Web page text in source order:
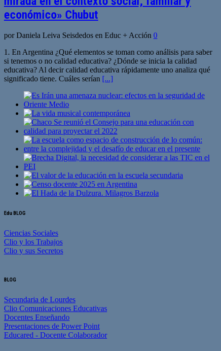
económico» Chubut
por Daniela Leiva Seisdedos en Educ + Acción 0
1. En Argentina ¿Qué elementos se toman como análisis para saber
si tenemos o no calidad educativa? ¿Dónde se inicia la calidad
educativa? Al decir calidad educativa rápidamente uno analiza qué
significado tiene. Cuáles serían [...]
Edu BLOG
Ciencias Sociales
Clio y los Trabajos
Clio y sus Secretos
BLOG
Secundaria de Lourdes
Clio Comunicaciones Educativas
Docentes Enseñando
Presentaciones de Power Point
Educared - Docente Colaborador